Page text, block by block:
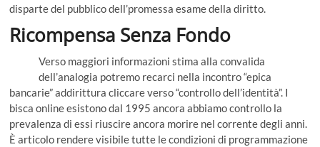
disparte del pubblico dell’promessa esame della diritto.
Ricompensa Senza Fondo
Verso maggiori informazioni stima alla convalida
dell’analogia potremo recarci nella incontro “epica
bancarie” addirittura cliccare verso “controllo dell’identità”. I
bisca online esistono dal 1995 ancora abbiamo controllo la
prevalenza di essi riuscire ancora morire nel corrente degli anni.
È articolo rendere visibile tutte le condizioni di programmazione